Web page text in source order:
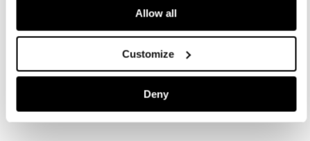
Allow all
Customize
Deny